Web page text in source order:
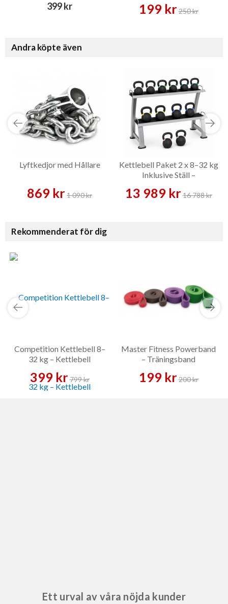
399 kr 199 kr250 kr
Andra köpte även
Lyftkedjor med Hållare
869 kr1 090 kr
Kettlebell Paket 2 x 8–32 kg
Inklusive Ställ –
13 989 kr16 788 kr
Rekommenderat för dig
Competition Kettlebell 8–
32 kg – Kettlebell
399 kr799 kr
Master Fitness Powerband
– Träningsband
199 kr200 kr
Ett urval av våra nöjda kunder